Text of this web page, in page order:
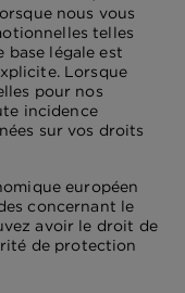
nous vous
telles
base légale est
Lorsque
pour nos
incidence
sur vos droits
européen
concernant le
avoir le droit de
de protection